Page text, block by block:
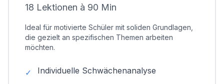
18 Lektionen à 90 Min
Ideal für motivierte Schüler mit soliden Grundlagen,
die gezielt an spezifischen Themen arbeiten
möchten.
✓ Individuelle Schwächenanalyse